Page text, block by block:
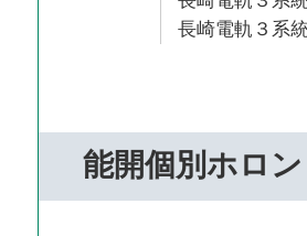
長崎電軌３系
能開個別ホロン